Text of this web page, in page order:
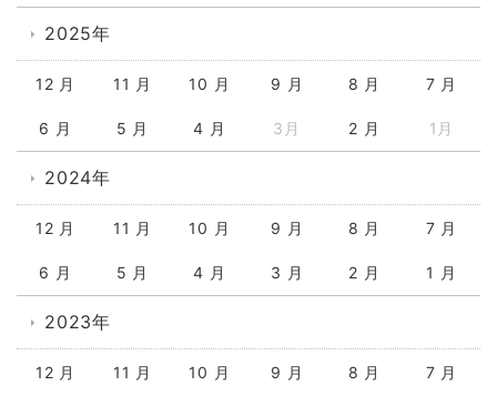
2025年
12 月 11 月 10 月 9 月 8 月 7 月
6 月 5 月 4 月 3月 2 月 1月
2024年
12 月 11 月 10 月 9 月 8 月 7 月
6 月 5 月 4 月 3 月 2 月 1 月
2023年
12 月 11 月 10 月 9 月 8 月 7 月